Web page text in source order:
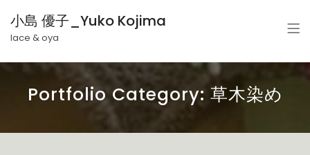
小島 優子_Yuko Kojima
lace & oya
Portfolio Category: 草木染め